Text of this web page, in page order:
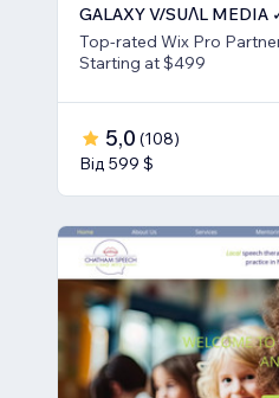
GALAXY V/SUΛL MEDIA
Top-rated Wix Pro
Starting at $499
5,0 (108)
Від 599 $